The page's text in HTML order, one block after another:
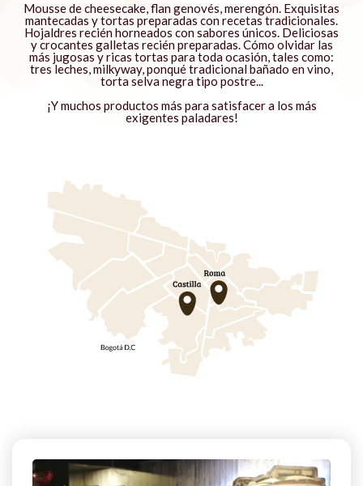
Mousse de cheesecake, flan genovés, merengón. Exquisitas
mantecadas y tortas preparadas con recetas tradicionales.
Hojaldres recién horneados con sabores únicos. Deliciosas
y crocantes galletas recién preparadas. Cómo olvidar las
más jugosas y ricas tortas para toda ocasión, tales como:
tres leches, milkyway, ponqué tradicional bañado en vino,
torta selva negra tipo postre...
¡Y muchos productos más para satisfacer a los más
exigentes paladares!